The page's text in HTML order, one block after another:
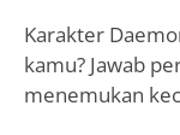
Karakter
kamu? Jawab
menemukan